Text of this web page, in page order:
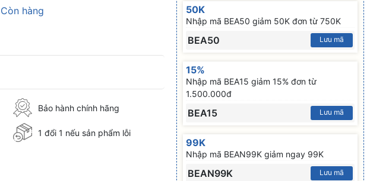
Còn hàng
Bảo hành chính hãng
1 đổi 1 nếu sản phẩm lỗi
50K
Nhập mã BEA50 giảm 50K đơn từ 750K
BEA50 Lưu mã
15%
Nhập mã BEA15 giảm 15% đơn từ
1.500.000đ
BEA15 Lưu mã
99K
Nhập mã BEAN99K giảm ngay 99K
BEAN99K Lưu mã